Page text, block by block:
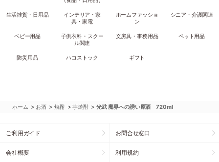
生活雑貨・日用品
インテリア・家
具・家電
ホームファッショ
ン
シニア・介護関連
ベビー用品
子供衣料・スクー
ル関連
文房具・事務用品 ペット用品
防災用品 ハコストック ギフト
ホーム > お酒 > 焼酎 >芋焼酎 > 光武 魔界への誘い原酒 720ml
ご利用ガイド お問合せ窓口
会社概要 利用規約